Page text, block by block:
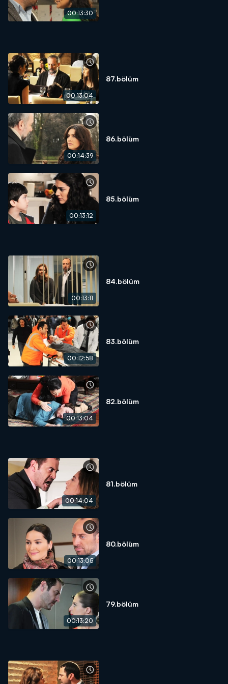
00:13:30
00:13:04
87.bölüm
00:14:39
86.bölüm
00:13:12
85.bölüm
00:13:11
84.bölüm
00:12:58
83.bölüm
00:13:04
82.bölüm
00:14:04
81.bölüm
00:13:05
80.bölüm
00:13:20
79.bölüm